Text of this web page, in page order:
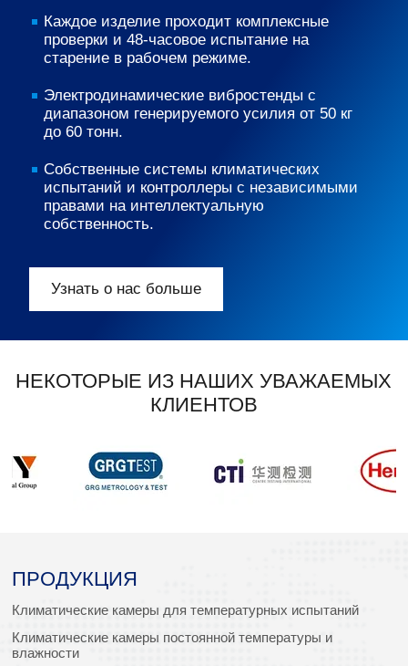
Каждое изделие проходит комплексные
проверки и 48-часовое испытание на
старение в рабочем режиме.
Электродинамические вибростенды с
диапазоном генерируемого усилия от 50 кг
до 60 тонн.
Собственные системы климатических
испытаний и контроллеры с независимыми
правами на интеллектуальную
собственность.
Узнать о нас больше
НЕКОТОРЫЕ ИЗ НАШИХ УВАЖАЕМЫХ
КЛИЕНТОВ
ПРОДУКЦИЯ
Климатические камеры для температурных испытаний
Климатические камеры постоянной температуры и
влажности